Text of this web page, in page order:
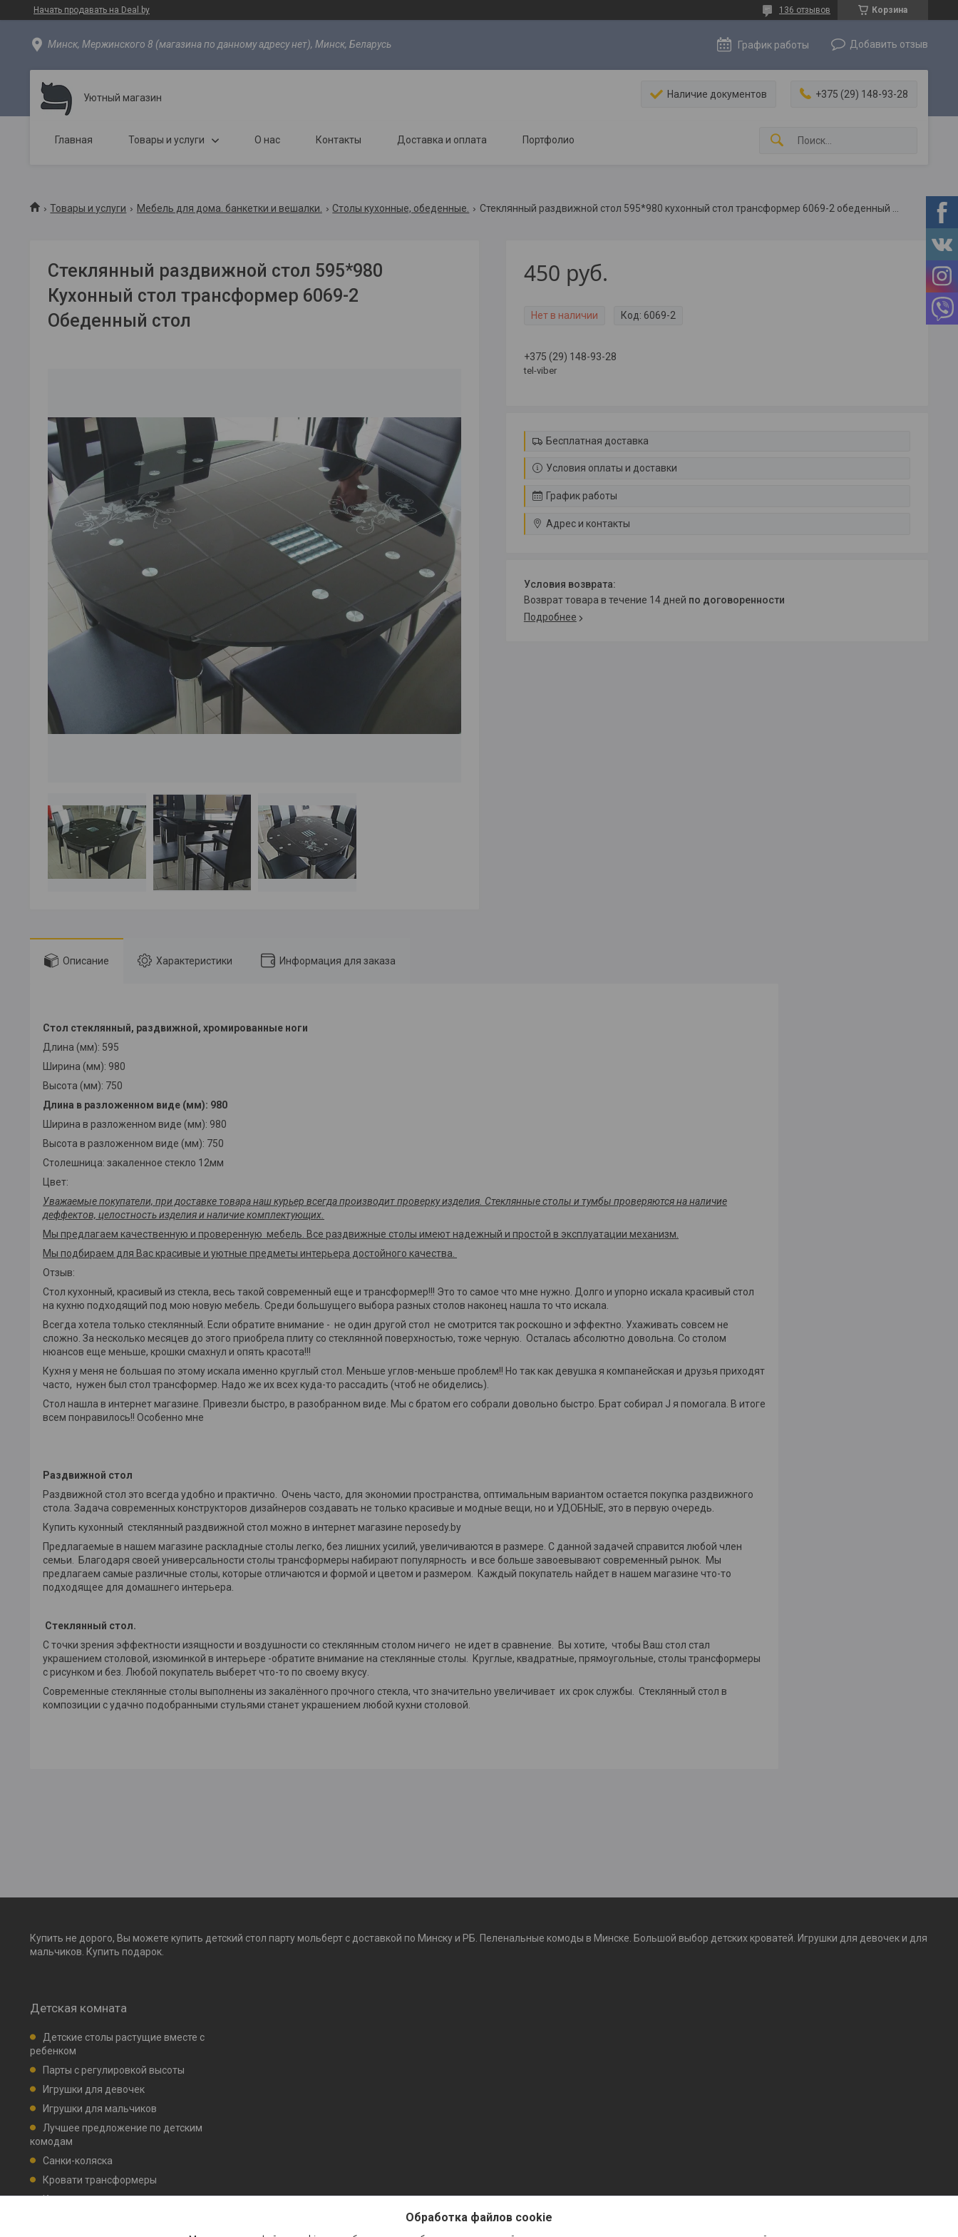
Начать продавать на Deal.by Корзина
136 отзывов
Минск, Мержинского 8 (магазина по данному адресу нет), Минск, Беларусь График работы Добавить отзыв
Уютный магазин Наличие документов +375 (29) 148-93-28
Главная Товары и услуги О нас Контакты Доставка и оплата Портфолио
Товары и услуги Мебель для дома. банкетки и вешалки. Столы кухонные, обеденные.
Стеклянный раздвижной стол 595*980
Кухонный стол трансформер 6069-2
Обеденный стол
450 руб.
Нет в наличии Код: 6069-2
+375 (29) 148-93-28
tel-viber
Бесплатная доставка
Условия оплаты и доставки
График работы
Адрес и контакты
возврат товара в течение 14 дней по договоренности
Подробнее
Описание Характеристики Информация для заказа
Стол стеклянный, раздвижной, хромированные ноги
Длина (мм): 595
Ширина (мм): 980
Высота (мм): 750
Длина в разложенном виде (мм): 980
Ширина в разложенном виде (мм): 980
Высота в разложенном виде (мм): 750
Столешница: закаленное стекло 12мм
Цвет:
Уважаемые покупатели, при доставке товара наш курьер всегда производит проверку изделия. Стеклянные столы и тумбы проверяются на наличие
деффектов, целостность изделия и наличие комплектующих.
Мы предлагаем качественную и проверенную мебель. Все раздвижные столы имеют надежный и простой в эксплуатации механизм.
Мы подбираем для Вас красивые и уютные предметы интерьера достойного качества.
Отзыв:
Стол кухонный, красивый из стекла, весь такой современный еще и трансформер!!! Это то самое что мне нужно. Долго и упорно искала красивый стол
на кухню подходящий под мою новую мебель. Среди большущего выбора разных столов наконец нашла то что искала.
Всегда хотела только стеклянный. Если обратите внимание - не один другой стол не смотрится так роскошно и эффектно. Ухаживать совсем не
сложно. За несколько месяцев до этого приобрела плиту со стеклянной поверхностью, тоже черную. Осталась абсолютно довольна. Со столом
нюансов еще меньше, крошки смахнул и опять красота!!!
Кухня у меня не большая по этому искала именно круглый стол. Меньше углов-меньше проблем!! Но так как девушка я компанейская и друзья приходят
часто, нужен был стол трансформер. Надо же их всех куда-то рассадить (чтоб не обиделись).
Стол нашла в интернет магазине. Привезли быстро, в разобранном виде. Мы с братом его собрали довольно быстро. Брат собирал J я помогала. В итоге
всем понравилось!! Особенно мне
Раздвижной стол
Раздвижной стол это всегда удобно и практично. Очень часто, для экономии пространства, оптимальным вариантом остается покупка раздвижного
стола. Задача современных конструкторов дизайнеров создавать не только красивые и модные вещи, но и УДОБНЫЕ, это в первую очередь.
Купить кухонный стеклянный раздвижной стол можно в интернет магазине neposedy.by
Предлагаемые в нашем магазине раскладные столы легко, без лишних усилий, увеличиваются в размере. С данной задачей справится любой член
семьи. Благодаря своей универсальности столы трансформеры набирают популярность и все больше завоевывают современный рынок. Мы
предлагаем самые различные столы, которые отличаются и формой и цветом и размером. Каждый покупатель найдет в нашем магазине что-то
подходящее для домашнего интерьера.
Стеклянный стол.
С точки зрения эффектности изящности и воздушности со стеклянным столом ничего не идет в сравнение. Вы хотите, чтобы Ваш стол стал
украшением столовой, изюминкой в интерьере -обратите внимание на стеклянные столы. Круглые, квадратные, прямоугольные, столы трансформеры
с рисунком и без. Любой покупатель выберет что-то по своему вкусу.
Современные стеклянные столы выполнены из закалённого прочного стекла, что значительно увеличивает их срок службы. Стеклянный стол в
композиции с удачно подобранными стульями станет украшением любой кухни столовой.
Купить не дорого, Вы можете купить детский стол парту мольберт с доставкой по Минску и РБ. Пеленальные комоды в Минске. Большой выбор детских кроватей. Игрушки для девочек и для
мальчиков. Купить подарок.
Детская комната
Детские столы растущие вместе с
ребенком
Парты с регулировкой высоты
Игрушки для девочек
Игрушки для мальчиков
Лучшее предложение по детским
комодам
Санки-коляска
Кровати трансформеры
Кровати детские маятник, ящик для
Обработка файлов cookie